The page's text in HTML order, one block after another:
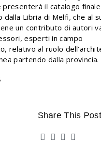
presenterà il catalogo
dalla Libria di Melfi, che al
un contributo di autori
esperti in campo
relativo al ruolo
partendo dalla provincia.
Share This